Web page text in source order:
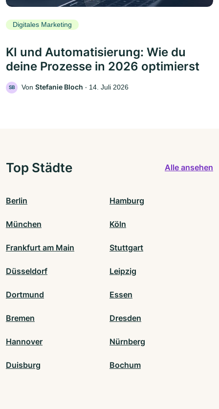
Digitales Marketing
KI und Automatisierung: Wie du
deine Prozesse in 2026 optimierst
SB Von Stefanie Bloch ‧ 14. Juli 2026
Top Städte Alle ansehen
Berlin Hamburg
München Köln
Frankfurt am Main Stuttgart
Düsseldorf Leipzig
Dortmund Essen
Bremen Dresden
Hannover Nürnberg
Duisburg Bochum